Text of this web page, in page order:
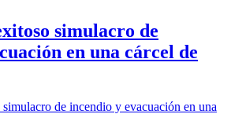
simulacro de
en una cárcel de